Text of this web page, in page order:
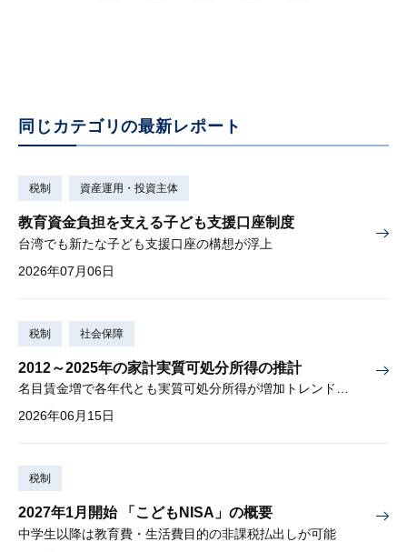
同じカテゴリの最新レポート
税制 資産運用・投資主体
教育資金負担を支える子ども支援口座制度
台湾でも新たな子ども支援口座の構想が浮上
2026年07月06日
税制 社会保障
2012～2025年の家計実質可処分所得の推計
名目賃金増で各年代とも実質可処分所得が増加トレンド入りか
2026年06月15日
税制
2027年1月開始 「こどもNISA」の概要
中学生以降は教育費・生活費目的の非課税払出しが可能